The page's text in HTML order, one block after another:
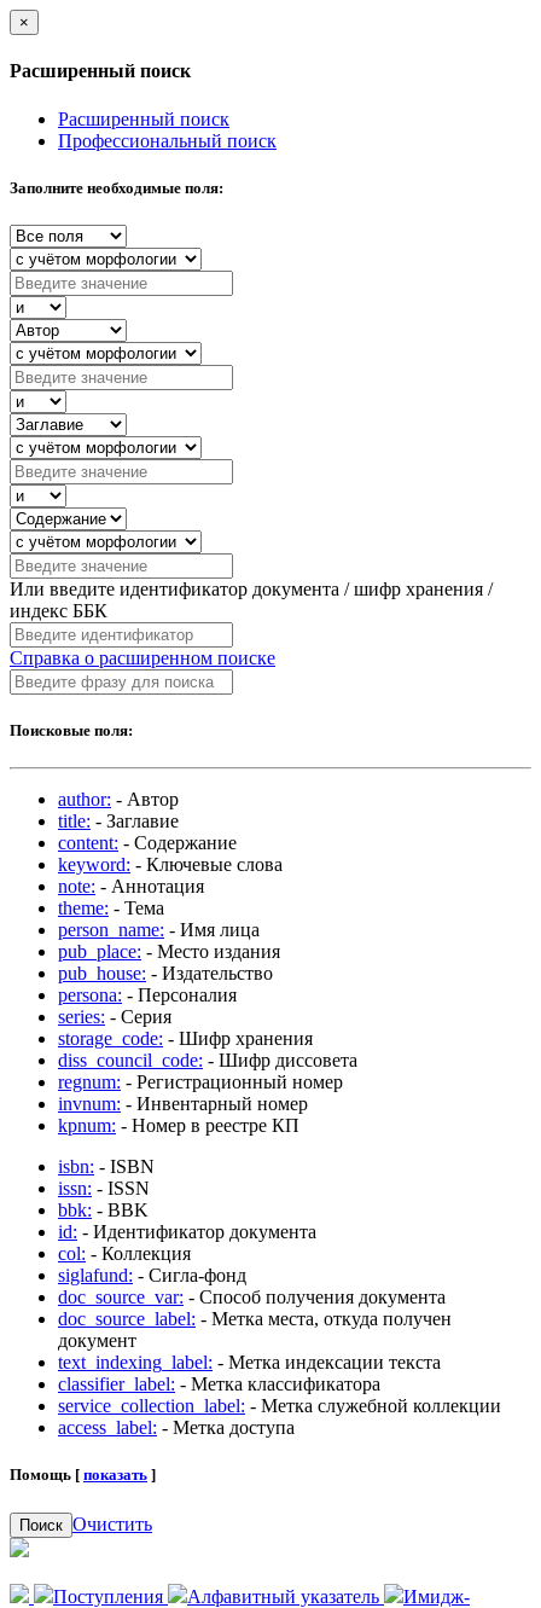
×
Расширенный поиск
Расширенный поиск
Профессиональный поиск
Заполните необходимые поля:
Или введите идентификатор документа / шифр хранения /
индекс ББК
Справка о расширенном поиске
Поисковые поля:
author: - Автор
title: - Заглавие
content: - Содержание
keyword: - Ключевые слова
note: - Аннотация
theme: - Тема
person_name: - Имя лица
pub_place: - Место издания
pub_house: - Издательство
persona: - Персоналия
series: - Серия
storage_code: - Шифр хранения
diss_council_code: - Шифр диссовета
regnum: - Регистрационный номер
invnum: - Инвентарный номер
kpnum: - Номер в реестре КП
isbn: - ISBN
issn: - ISSN
bbk: - BBK
id: - Идентификатор документа
col: - Коллекция
siglafund: - Сигла-фонд
doc_source_var: - Способ получения документа
doc_source_label: - Метка места, откуда получен
документ
text_indexing_label: - Метка индексации текста
classifier_label: - Метка классификатора
service_collection_label: - Метка служебной коллекции
access_label: - Метка доступа
Помощь [ показать ]
Поиск Очистить
Поступления Алфавитный указатель
Имидж-